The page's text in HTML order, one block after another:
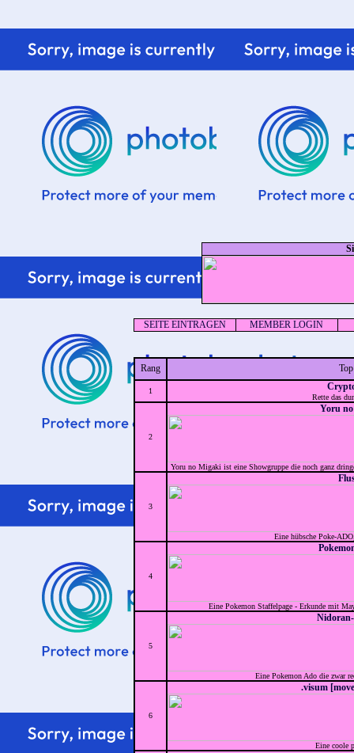
SEITE EINTRAGEN MEMBER LOGIN
Rang
1
Rette das
2
Yoru
Yoru no Migaki ist eine Showgruppe die noch ganz
3
Eine hübsche Poke-
4
Eine Pokemon Staffelpage - Erkunde mit
5
Eine Pokemon Ado die zwar
6
.visum
Eine coole